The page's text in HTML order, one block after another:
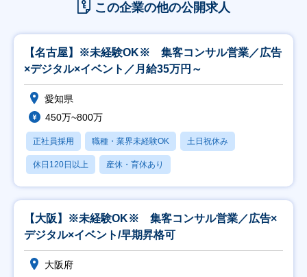
この企業の他の公開求人
【名古屋】※未経験OK※ 集客コンサル営業／広告
×デジタル×イベント／月給35万円～
愛知県
450万~800万
正社員採用 職種・業界未経験OK 土日祝休み
休日120日以上 産休・育休あり
【大阪】※未経験OK※ 集客コンサル営業／広告×
デジタル×イベント/早期昇格可
大阪府